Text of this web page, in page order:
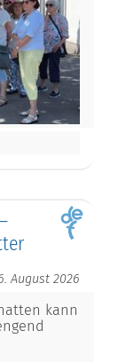
August 2026
kann